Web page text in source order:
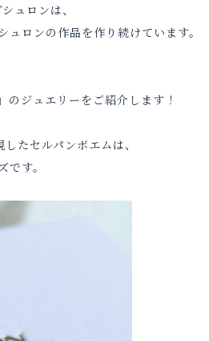
ュロンは、
ロンの作品を作り続けています。
ジュエリーをご紹介します！
たセルパンボエムは、
す。